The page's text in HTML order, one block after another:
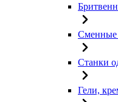
Сменные
Станки
Гели,